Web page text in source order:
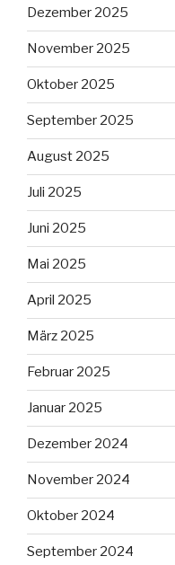
Dezember 2025
November 2025
Oktober 2025
September 2025
August 2025
Juli 2025
Juni 2025
Mai 2025
April 2025
März 2025
Februar 2025
Januar 2025
Dezember 2024
November 2024
Oktober 2024
September 2024